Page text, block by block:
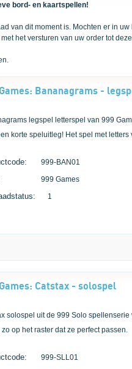
bord- en kaartspellen!
van dit moment is. Mochten er in
het versturen van uw order tot
.
Bananagrams -
legspel letterspel van 999
korte speluitleg! Het spel met
999-BAN01
999 Games
1
Catstax - solospel
solospel uit de 999 Solo
zo op het raster dat ze perfect passen.
999-SLL01